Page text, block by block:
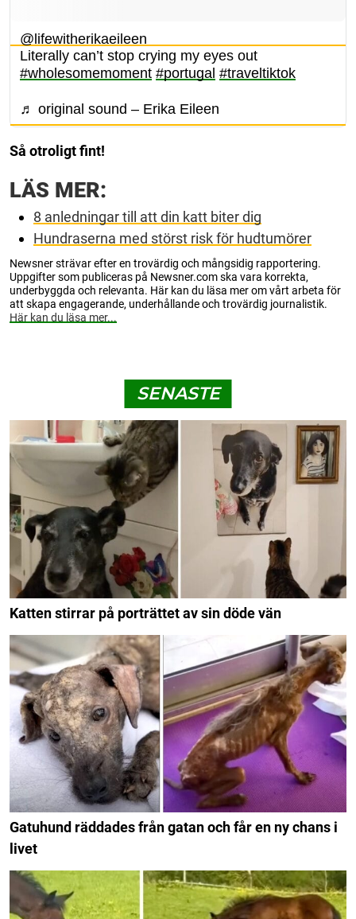
@lifewitherikaeileen
Literally can’t stop crying my eyes out
#wholesomemoment #portugal #traveltiktok
♬ original sound – Erika Eileen
Så otroligt fint!
LÄS MER:
8 anledningar till att din katt biter dig
Hundraserna med störst risk för hudtumörer
Newsner strävar efter en trovärdig och mångsidig rapportering.
Uppgifter som publiceras på Newsner.com ska vara korrekta,
underbyggda och relevanta. Här kan du läsa mer om vårt arbeta för
att skapa engagerande, underhållande och trovärdig journalistik.
Här kan du läsa mer...
SENASTE
Katten stirrar på porträttet av sin döde vän
Gatuhund räddades från gatan och får en ny chans i
livet